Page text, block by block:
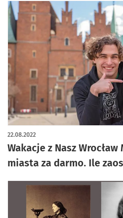
Wakacje z Nasz Wrocław
miasta za darmo. Ile
22.08.2022